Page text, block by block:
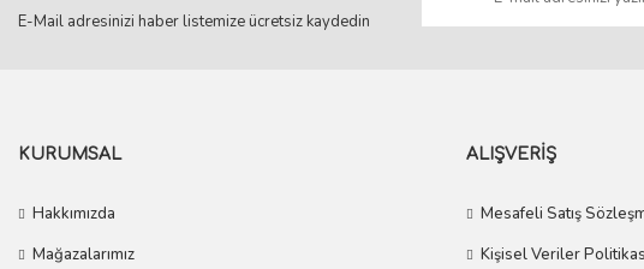
E-Mail adresinizi haber listemize ücretsiz kaydedin
KURUMSAL
Hakkımızda
Mağazalarımız
ALIŞVERİŞ
Mesafeli Satış
Kişisel Veriler